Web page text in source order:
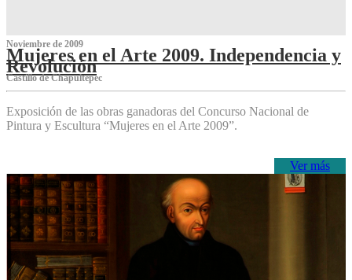
Noviembre de 2009
Mujeres en el Arte 2009. Independencia y
Revolución
Castillo de Chapultepec
Exposición de las obras ganadoras del Concurso Nacional de
Pintura y Escultura “Mujeres en el Arte 2009”.
Ver más